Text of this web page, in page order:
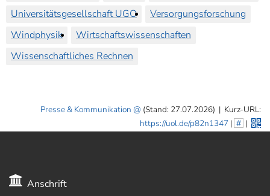
Universitätsgesellschaft UGO
Versorgungsforschung
Windphysik
Wirtschaftswissenschaften
Wissenschaftliches Rechnen
Presse & Kommunikation (Stand: 27.07.2026) | Kurz-URL:
https://uol.de/p82n1347 | # |
Anschrift